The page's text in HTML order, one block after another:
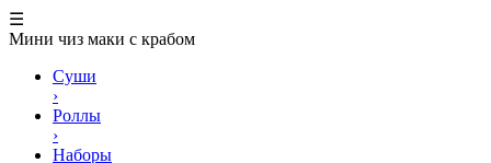
☰
Мини чиз маки с крабом
Суши
›
Роллы
›
Наборы